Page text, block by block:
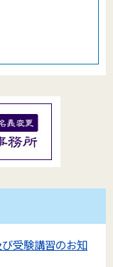
受験講習のお知